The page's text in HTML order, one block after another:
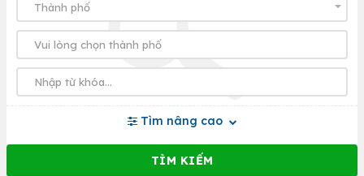
Tìm nâng cao